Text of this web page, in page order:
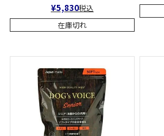
¥5,830税込
在庫切れ